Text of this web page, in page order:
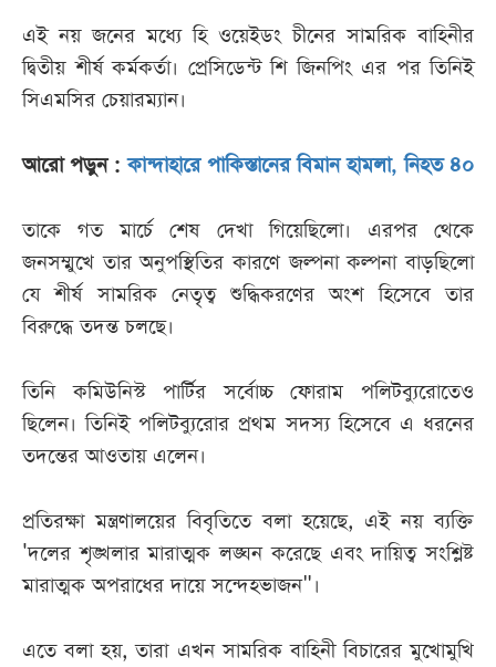
এই নয় জনের মধ্যে হি ওয়েইডং চীনের সামরিক বাহিনীর
দ্বিতীয় শীর্ষ কর্মকর্তা। প্রেসিডেন্ট শি জিনপিং এর পর তিনিই
সিএমসির চেয়ারম্যান।
আরো পড়ুন :কান্দাহারে পাকিস্তানের বিমান হামলা, নিহত ৪০
তাকে গত মার্চে শেষ দেখা গিয়েছিলো। এরপর থেকে
জনসম্মুখে তার অনুপস্থিতির কারণে জল্পনা কল্পনা বাড়ছিলো
যে শীর্ষ সামরিক নেতৃত্ব শুদ্ধিকরণের অংশ হিসেবে তার
বিরুদ্ধে তদন্ত চলছে।
তিনি কমিউনিস্ট পার্টির সর্বোচ্চ ফোরাম পলিটব্যুরোতেও
ছিলেন। তিনিই পলিটব্যুরোর প্রথম সদস্য হিসেবে এ ধরনের
তদন্তের আওতায় এলেন।
প্রতিরক্ষা মন্ত্রণালয়ের বিবৃতিতে বলা হয়েছে, এই নয় ব্যক্তি
'দলের শৃঙ্খলার মারাত্মক লঙ্ঘন করেছে এবং দায়িত্ব সংশ্লিষ্ট
মারাত্মক অপরাধের দায়ে সন্দেহভাজন"।
এতে বলা হয়, তারা এখন সামরিক বাহিনী বিচারের মুখোমুখি